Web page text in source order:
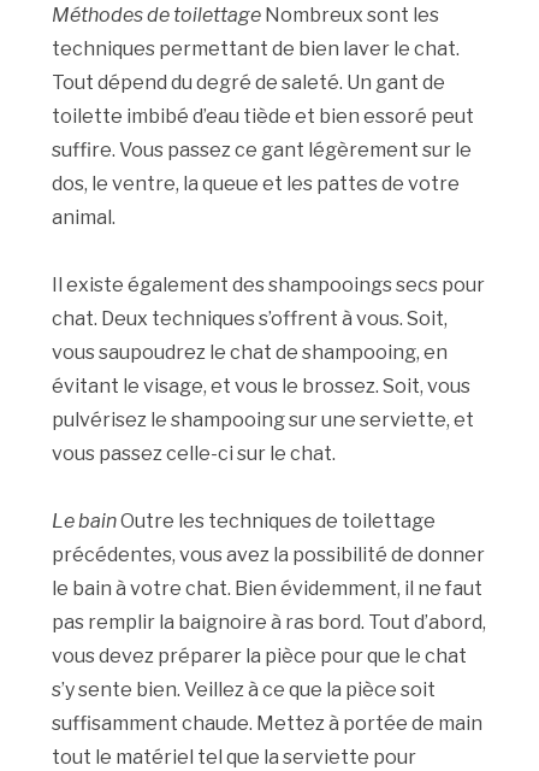
Méthodes de toilettage Nombreux sont les
techniques permettant de bien laver le chat.
Tout dépend du degré de saleté. Un gant de
toilette imbibé d’eau tiède et bien essoré peut
suffire. Vous passez ce gant légèrement sur le
dos, le ventre, la queue et les pattes de votre
animal.
Il existe également des shampooings secs pour
chat. Deux techniques s’offrent à vous. Soit,
vous saupoudrez le chat de shampooing, en
évitant le visage, et vous le brossez. Soit, vous
pulvérisez le shampooing sur une serviette, et
vous passez celle-ci sur le chat.
Le bainOutre les techniques de toilettage
précédentes, vous avez la possibilité de donner
le bain à votre chat. Bien évidemment, il ne faut
pas remplir la baignoire à ras bord. Tout d’abord,
vous devez préparer la pièce pour que le chat
s’y sente bien. Veillez à ce que la pièce soit
suffisamment chaude. Mettez à portée de main
tout le matériel tel que la serviette pour